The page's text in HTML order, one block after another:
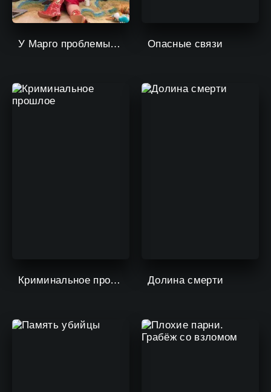
У Марго проблемы с деньгами Опасные связи
Криминальное прошлое Долина смерти